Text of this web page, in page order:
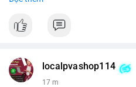
📞 WhatsApp: +1 660 215-8938
📧 Email:
của bạn!
localpvashop114
17 m